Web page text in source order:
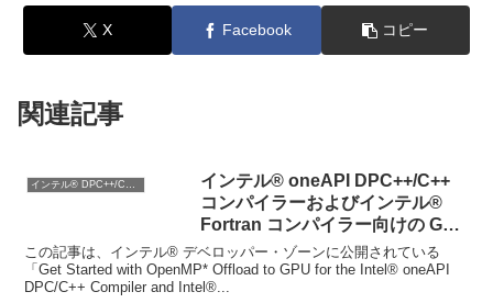
X Facebook コピー
関連記事
インテル® oneAPI DPC++/C++
コンパイラーおよびインテル®
Fortran コンパイラー向けの GPU
への OpenMP* オフロード導入
この記事は、インテル® デベロッパー・ゾーンに公開されている
「Get Started with OpenMP* Offload to GPU for the Intel® oneAPI
DPC/C++ Compiler and Intel®...